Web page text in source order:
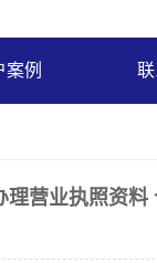
案例
理营业执照资